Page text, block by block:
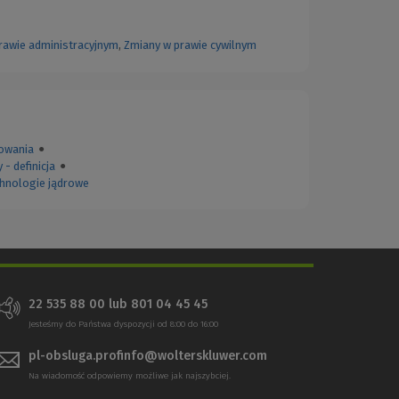
administracyjnym, Zmiany w prawie cywilnym
●
- definicja ●
jądrowe
22 535 88 00 lub 801 04 45 45
Jesteśmy do Państwa dyspozycji od 8:00 do 16:00
pl-obsluga.profinfo@wolterskluwer.com
Na wiadomość odpowiemy możliwe jak najszybciej.